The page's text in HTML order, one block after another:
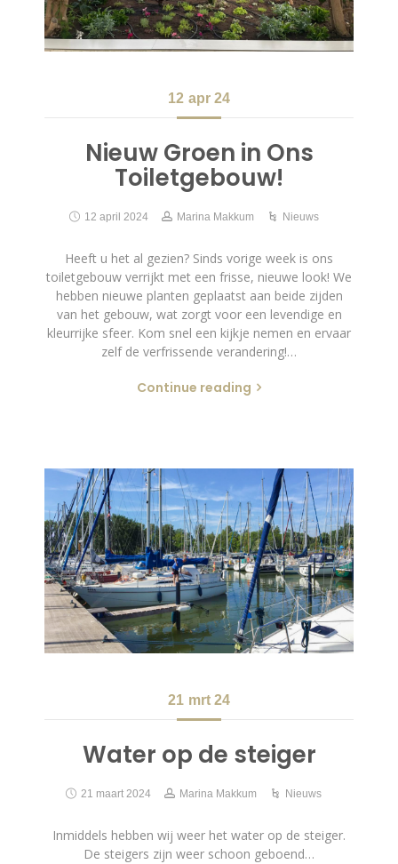
12 apr 24
Nieuw Groen in Ons
Toiletgebouw!
12 april 2024 Marina Makkum Nieuws
Heeft u het al gezien? Sinds vorige week is ons
toiletgebouw verrijkt met een frisse, nieuwe look! We
hebben nieuwe planten geplaatst aan beide zijden
van het gebouw, wat zorgt voor een levendige en
kleurrijke sfeer. Kom snel een kijkje nemen en ervaar
zelf de verfrissende verandering!…
Continue reading
21 mrt 24
Water op de steiger
21 maart 2024 Marina Makkum Nieuws
Inmiddels hebben wij weer het water op de steiger.
De steigers zijn weer schoon geboend…